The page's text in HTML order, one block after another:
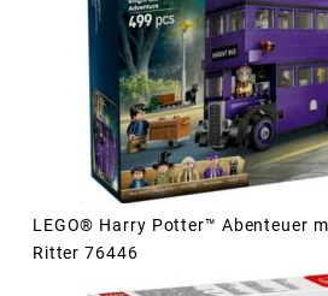
LEGO® Harry Potter™ Abenteuer
Ritter 76446